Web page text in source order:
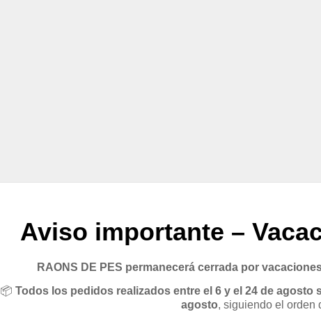
Aviso importante –
RAONS DE PES permanecerá cerrada por
📦 Todos los pedidos realizados entre el 6 y el 24 de
agosto, siguiendo el orden